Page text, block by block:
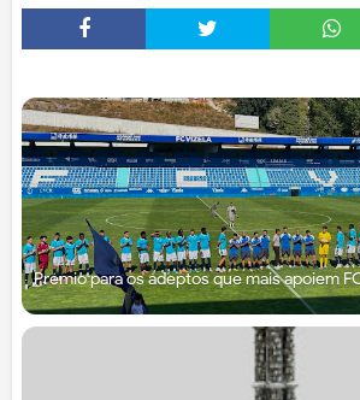
Prémio para os adeptos que mais apoiem